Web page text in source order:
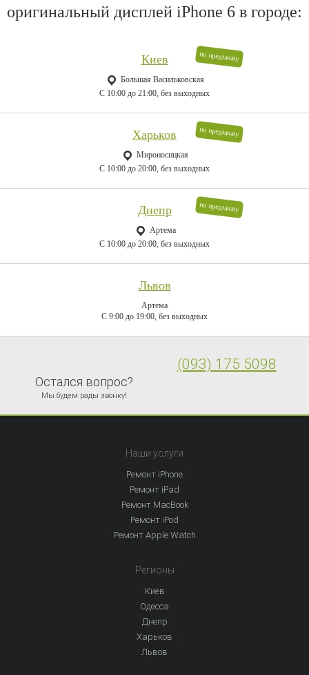
оригинальный дисплей iPhone 6 в городе:
по предзаказу
Киев
Большая Васильковская
C 10:00 до 21:00, без выходных
по предзаказу
Харьков
Мироносицкая
C 10:00 до 20:00, без выходных
по предзаказу
Днепр
Артема
C 10:00 до 20:00, без выходных
Львов
Артема
C 9:00 до 19:00, без выходных
Остался вопрос?
Мы будем рады звонку!
(093) 175 5098
Наши услуги
Ремонт iPhone
Ремонт iPad
Ремонт MacBook
Ремонт iPod
Ремонт Apple Watch
Регионы
Киев
Одесса
Днепр
Харьков
Львов